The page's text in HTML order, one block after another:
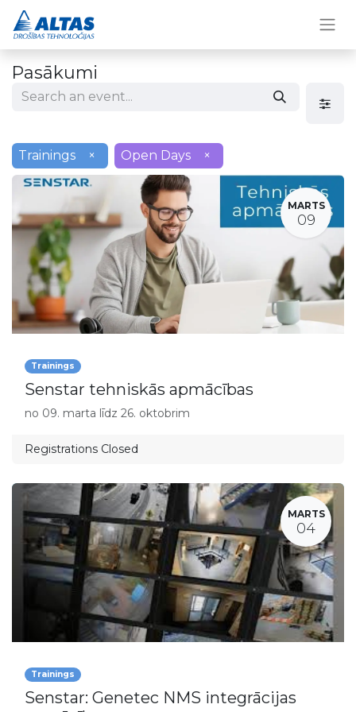
Pasākumi
Trainings × Open Days ×
MARTS
09
Trainings
Senstar tehniskās apmācības
no 09. marta līdz 26. oktobrim
Registrations Closed
MARTS
04
Trainings
Senstar: Genetec NMS integrācijas